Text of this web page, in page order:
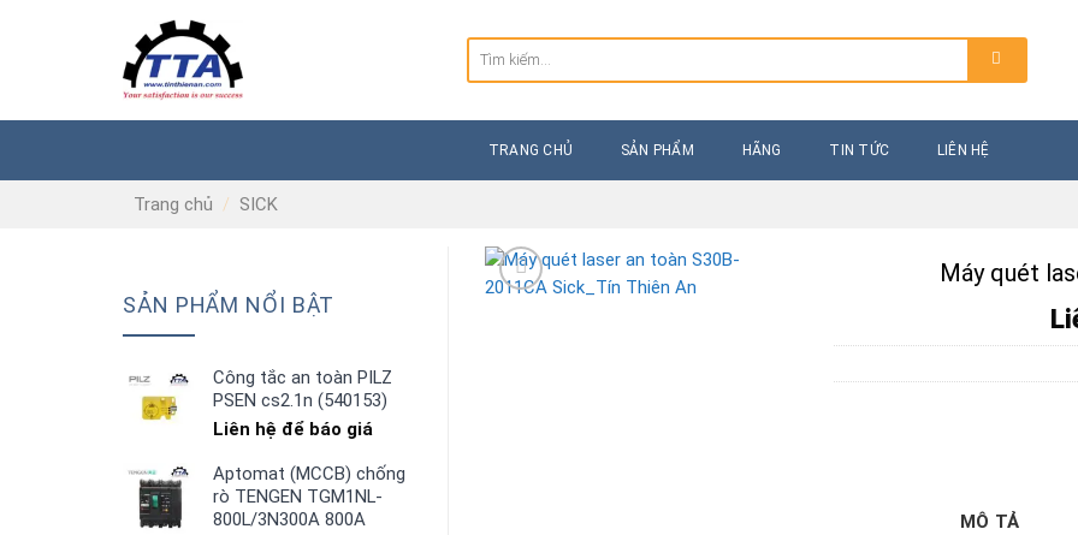
Tìm
TRANG CHỦ SẢN PHẨM HÃNG TIN TỨC LIÊN HỆ
Trang chủ / SICK
SẢN PHẨM NỔI BẬT
Công tắc an toàn PILZ
PSEN cs2.1n (540153)
Liên hệ để báo giá
Aptomat (MCCB) chống
rò TENGEN TGM1NL-
800L/3N300A 800A
Máy quét
MÔ TẢ